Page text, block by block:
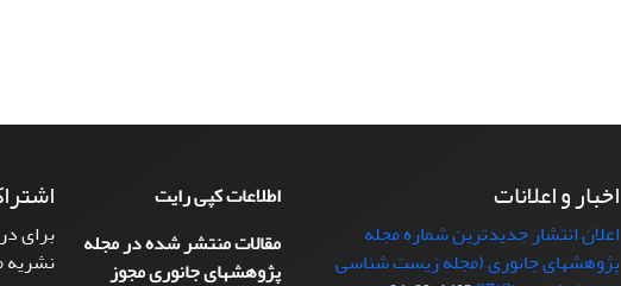
اخبار و اعلانات
اعلان انتشار جدیدترین شماره مجله
پژوهشهای جانوری (مجله زیست شناسی
اطلاعات کپی رایت
مقالات منتشر شده در مجله
پژوهشهای جانوری مجوز
برای